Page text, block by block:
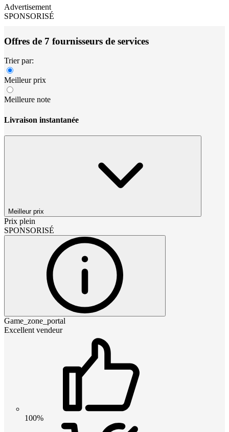
Advertisement
SPONSORISÉ
Offres de 7 fournisseurs de services
Trier par:
Meilleur prix
Meilleure note
Livraison instantanée
Meilleur prix
Prix plein
SPONSORISÉ
Game_zone_portal
Excellent vendeur
100%